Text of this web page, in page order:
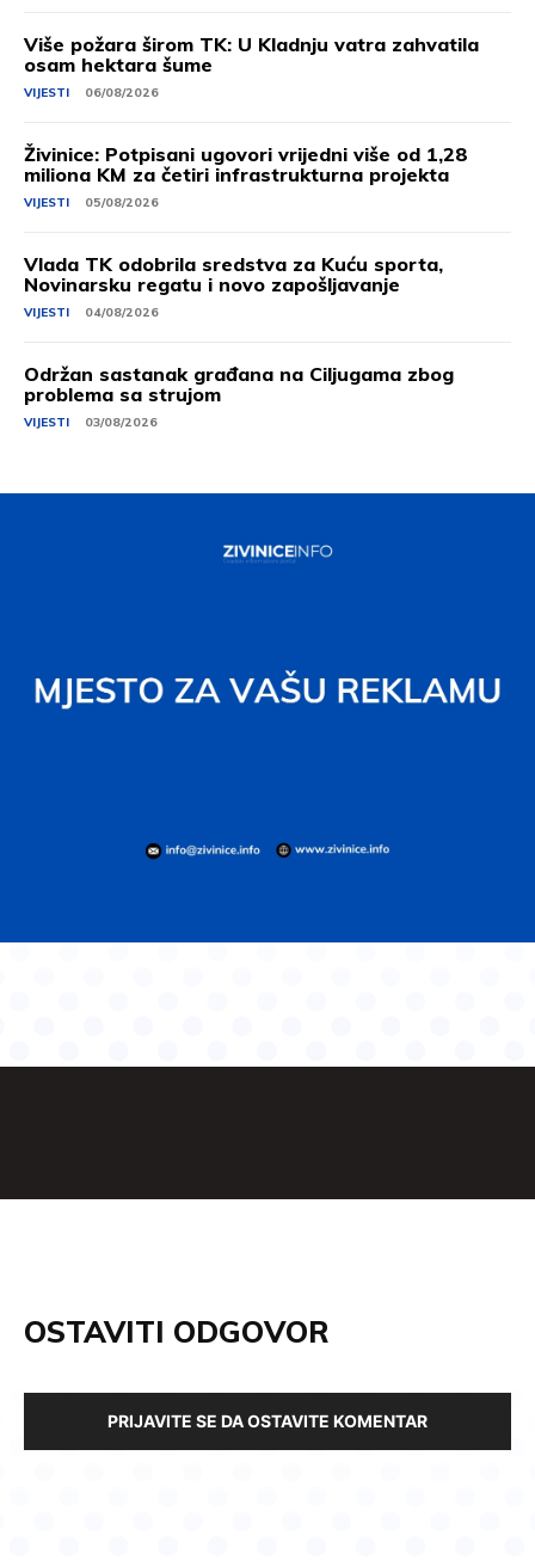
Više požara širom TK: U Kladnju vatra zahvatila
osam hektara šume
VIJESTI 06/08/2026
Živinice: Potpisani ugovori vrijedni više od 1,28
miliona KM za četiri infrastrukturna projekta
VIJESTI 05/08/2026
Vlada TK odobrila sredstva za Kuću sporta,
Novinarsku regatu i novo zapošljavanje
VIJESTI 04/08/2026
Održan sastanak građana na Ciljugama zbog
problema sa strujom
VIJESTI 03/08/2026
OSTAVITI ODGOVOR
PRIJAVITE SE DA OSTAVITE KOMENTAR